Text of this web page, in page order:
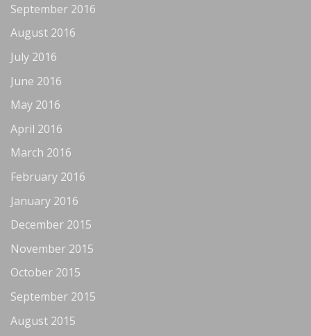
September 2016
August 2016
July 2016
June 2016
May 2016
April 2016
March 2016
February 2016
January 2016
December 2015
November 2015
October 2015
September 2015
August 2015